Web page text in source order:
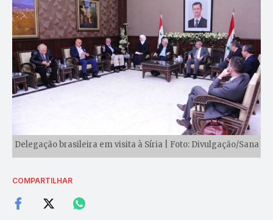
Delegação brasileira em visita à Síria | Foto: Divulgação/Sana
COMPARTILHAR